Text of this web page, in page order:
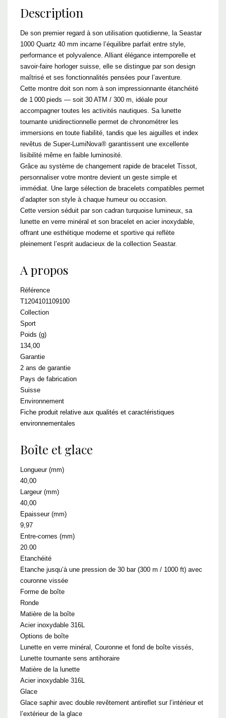
Description
De son premier regard à son utilisation quotidienne, la Seastar
1000 Quartz 40 mm incarne l’équilibre parfait entre style,
performance et polyvalence. Alliant élégance intemporelle et
savoir‑faire horloger suisse, elle se distingue par son design
maîtrisé et ses fonctionnalités pensées pour l’aventure.
Cette montre doit son nom à son impressionnante étanchéité
de 1 000 pieds — soit 30 ATM / 300 m, idéale pour
accompagner toutes les activités nautiques. Sa lunette
tournante unidirectionnelle permet de chronométrer les
immersions en toute fiabilité, tandis que les aiguilles et index
revêtus de Super‑LumiNova® garantissent une excellente
lisibilité même en faible luminosité.
Grâce au système de changement rapide de bracelet Tissot,
personnaliser votre montre devient un geste simple et
immédiat. Une large sélection de bracelets compatibles permet
d’adapter son style à chaque humeur ou occasion.
Cette version séduit par son cadran turquoise lumineux, sa
lunette en verre minéral et son bracelet en acier inoxydable,
offrant une esthétique moderne et sportive qui reflète
pleinement l’esprit audacieux de la collection Seastar.
A propos
Référence
T1204101109100
Collection
Sport
Poids (g)
134,00
Garantie
2 ans de garantie
Pays de fabrication
Suisse
Environnement
Fiche produit relative aux qualités et caractéristiques
environnementales
Boîte et glace
Longueur (mm)
40,00
Largeur (mm)
40,00
Epaisseur (mm)
9,97
Entre-cornes (mm)
20.00
Etanchéité
Etanche jusqu’à une pression de 30 bar (300 m / 1000 ft) avec
couronne vissée
Forme de boîte
Ronde
Matière de la boîte
Acier inoxydable 316L
Options de boîte
Lunette en verre minéral, Couronne et fond de boîte vissés,
Lunette tournante sens antihoraire
Matière de la lunette
Acier inoxydable 316L
Glace
Glace saphir avec double revêtement antireflet sur l’intérieur et
l’extérieur de la glace